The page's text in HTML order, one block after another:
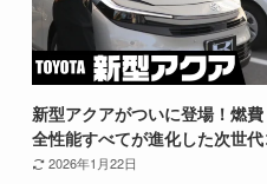
新型アクアがついに登場！燃
全性能すべてが進化した次世
2026年1月22日